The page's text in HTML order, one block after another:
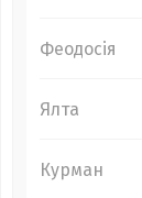
Феодосія
Ялта
Курман